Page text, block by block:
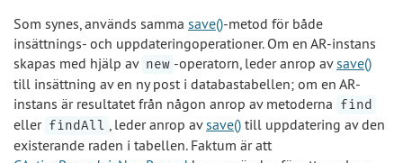
Som synes, används samma save()-metod för både
insättnings- och uppdateringoperationer. Om en AR-instans
skapas med hjälp av new -operatorn, leder anrop avsave()
till insättning av en ny post i databastabellen; om en AR-
instans är resultatet från någon anrop av metoderna find
eller findAll , leder anrop avsave() till uppdatering av den
existerande raden i tabellen. Faktum är att